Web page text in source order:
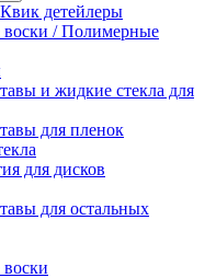
детейлеры
воски / Полимерные
и жидкие стекла для
для пленок
для дисков
для остальных